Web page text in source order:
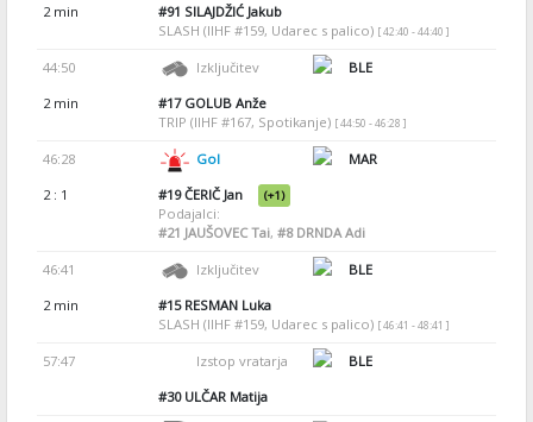
2 min
#91 SILAJDŽIĆ Jakub
SLASH (IIHF #159, Udarec s palico) [ 42:40 - 44:40 ]
44:50 Izključitev
BLE
2 min
#17GOLUB Anže
TRIP (IIHF #167, Spotikanje) [ 44:50 - 46:28 ]
46:28 Gol
MAR
2 : 1
#19ČERIČ Jan (+1)
Podajalci:
#21 JAUŠOVEC Tai, #8DRNDA Adi
46:41 Izključitev
BLE
2 min
#15RESMAN Luka
SLASH (IIHF #159, Udarec s palico) [ 46:41 - 48:41 ]
57:47 Izstop vratarja
BLE
#30ULČAR Matija